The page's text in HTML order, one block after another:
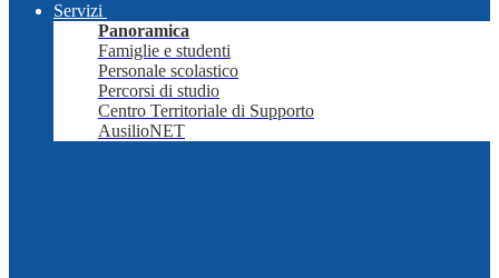
Servizi
Panoramica
Famiglie e studenti
Personale scolastico
Percorsi di studio
Centro Territoriale di Supporto
AusilioNET